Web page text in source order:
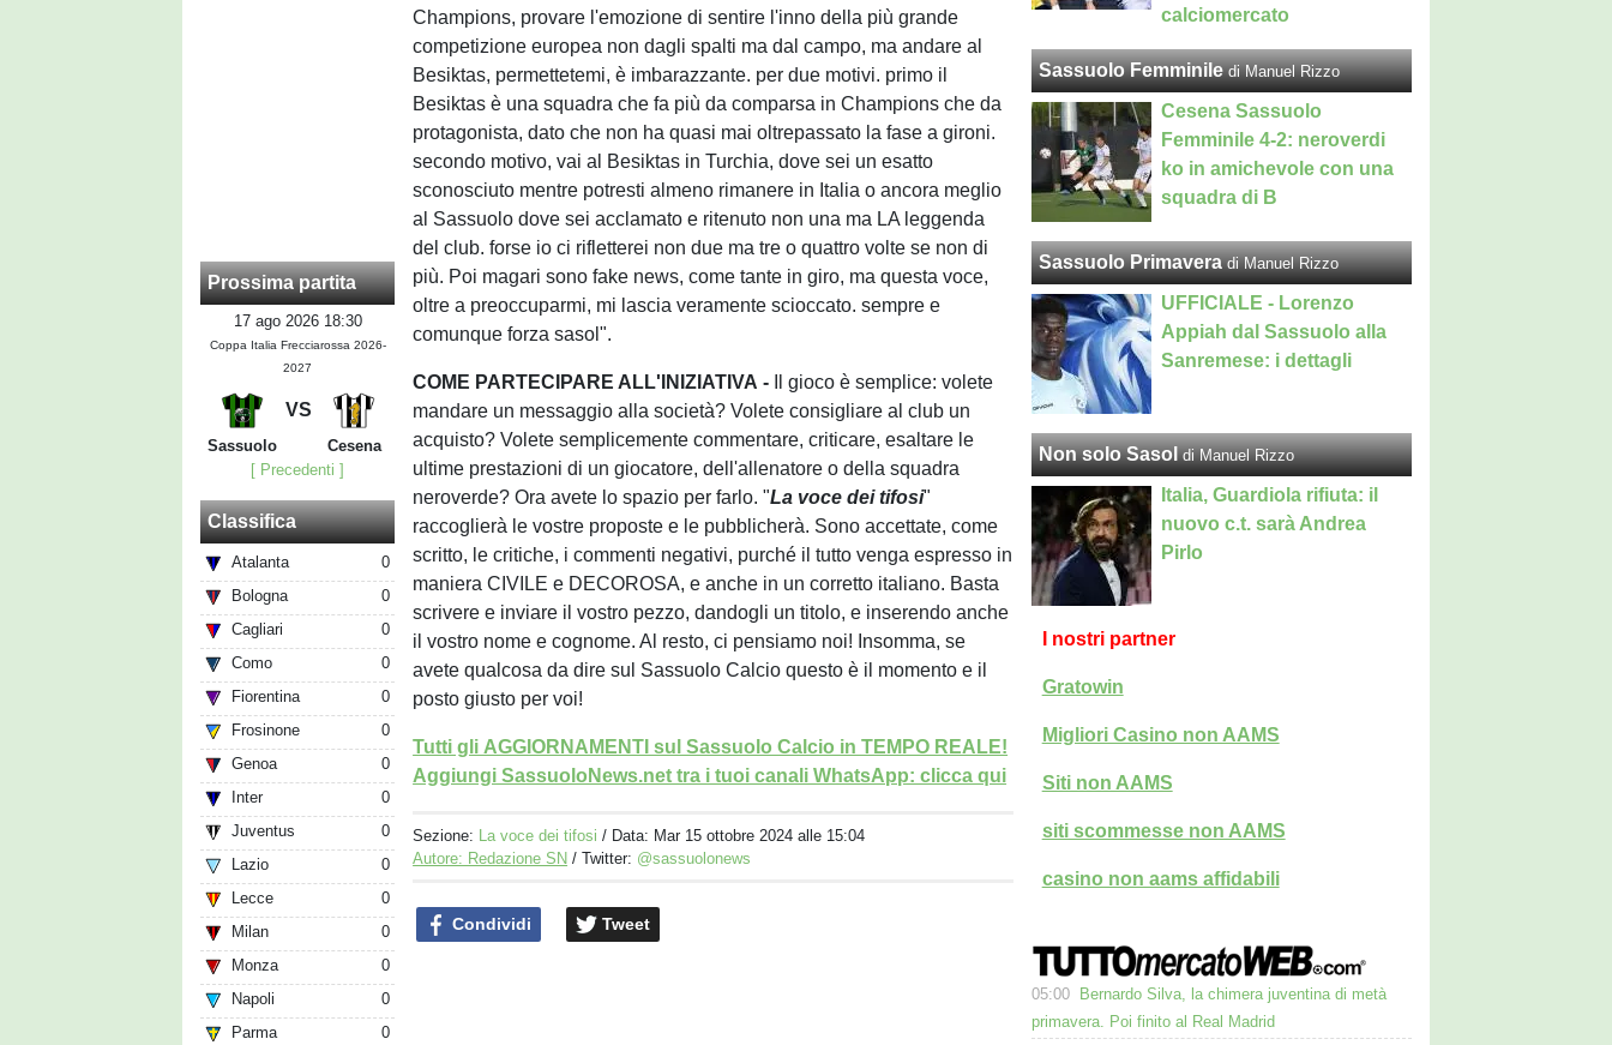
Prossima partita
17 ago 2026 18:30
Coppa Italia Frecciarossa 2026-
2027
VS
Sassuolo
Cesena
[ Precedenti ]
Classifica
Atalanta
0
Bologna
0
Cagliari
0
Como
0
Fiorentina
0
Frosinone
0
Genoa
0
Inter
0
Juventus
0
Lazio
0
Lecce
0
Milan
0
Monza
0
Napoli
0
Parma
0
Champions, provare l'emozione di sentire l'inno della più grande
competizione europea non dagli spalti ma dal campo, ma andare al
Besiktas, permettetemi, è imbarazzante. per due motivi. primo il
Besiktas è una squadra che fa più da comparsa in Champions che da
protagonista, dato che non ha quasi mai oltrepassato la fase a gironi.
secondo motivo, vai al Besiktas in Turchia, dove sei un esatto
sconosciuto mentre potresti almeno rimanere in Italia o ancora meglio
al Sassuolo dove sei acclamato e ritenuto non una ma LA leggenda
del club. forse io ci rifletterei non due ma tre o quattro volte se non di
più. Poi magari sono fake news, come tante in giro, ma questa voce,
oltre a preoccuparmi, mi lascia veramente scioccato. sempre e
comunque forza sasol".
COME PARTECIPARE ALL'INIZIATIVA - Il gioco è semplice: volete
mandare un messaggio alla società? Volete consigliare al club un
acquisto? Volete semplicemente commentare, criticare, esaltare le
ultime prestazioni di un giocatore, dell'allenatore o della squadra
neroverde? Ora avete lo spazio per farlo. "La voce dei tifosi"
raccoglierà le vostre proposte e le pubblicherà. Sono accettate, come
scritto, le critiche, i commenti negativi, purché il tutto venga espresso in
maniera CIVILE e DECOROSA, e anche in un corretto italiano. Basta
scrivere e inviare il vostro pezzo, dandogli un titolo, e inserendo anche
il vostro nome e cognome. Al resto, ci pensiamo noi! Insomma, se
avete qualcosa da dire sul Sassuolo Calcio questo è il momento e il
posto giusto per voi!
Tutti gli AGGIORNAMENTI sul Sassuolo Calcio in TEMPO REALE!
Aggiungi SassuoloNews.net tra i tuoi canali WhatsApp: clicca qui
Sezione: La voce dei tifosi / Data: Mar 15 ottobre 2024 alle 15:04
Autore: Redazione SN / Twitter: @sassuolonews
Condividi Tweet
calciomercato
Sassuolo Femminile di Manuel Rizzo
Cesena Sassuolo
Femminile 4-2: neroverdi
ko in amichevole con una
squadra di B
Sassuolo Primavera di Manuel Rizzo
UFFICIALE - Lorenzo
Appiah dal Sassuolo alla
Sanremese: i dettagli
Non solo Sasol di Manuel Rizzo
Italia, Guardiola rifiuta: il
nuovo c.t. sarà Andrea
Pirlo
I nostri partner
Gratowin
Migliori Casino non AAMS
Siti non AAMS
siti scommesse non AAMS
casino non aams affidabili
05:00
Bernardo Silva, la chimera juventina di metà
primavera. Poi finito al Real Madrid